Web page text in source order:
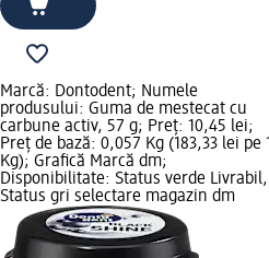
Marcă: Dontodent; Numele
produsului: Guma de mestecat cu
carbune activ, 57 g; Preț: 10,45 lei;
Preț de bază: 0,057 Kg (183,33 lei pe
Kg); Grafică Marcă dm;
Disponibilitate: Status verde Livrabil,
Status gri selectare magazin dm